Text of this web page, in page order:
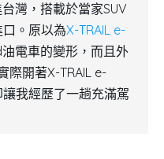
灣，搭載於當家SUV
。原以為X-TRAIL e-
電車的變形，而且外
際開著X-TRAIL e-
我經歷了一趟充滿駕